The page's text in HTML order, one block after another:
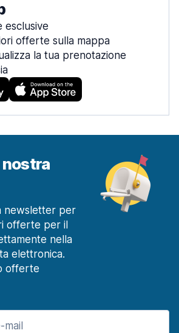
esclusive
offerte sulla mappa
la tua prenotazione
newsletter per
offerte per il
nella
elettronica.
offerte